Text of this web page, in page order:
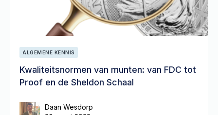
ALGEMENE KENNIS
Kwaliteitsnormen van munten: van FDC tot
Proof en de Sheldon Schaal
Daan Wesdorp